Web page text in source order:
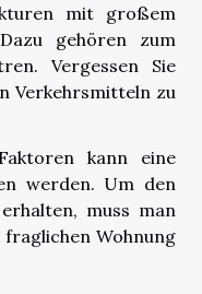
mit großem
gehören zum
Vergessen Sie
Verkehrsmitteln zu
kann eine
werden. Um den
muss man
Wohnung